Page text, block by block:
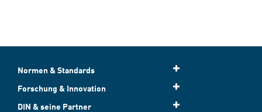
Normen & Standards
Forschung & Innovation
DIN & seine Partner